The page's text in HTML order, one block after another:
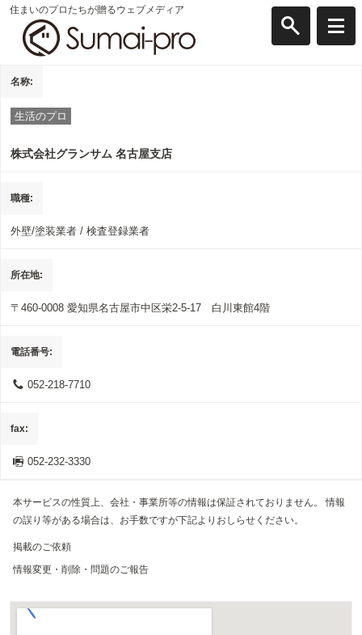
住まいのプロたちが贈るウェブメディア
名称
生活のプロ
株式会社グランサム 名古屋支店
職種
外壁/塗装業者 / 検査登録業者
所在地
〒460-0008 愛知県名古屋市中区栄2-5-17 白川東館4階
電話番号
052-218-7710
fax
052-232-3330
本サービスの性質上、会社・事業所等の情報は保証されておりません。 情報
の誤り等がある場合は、お手数ですが下記よりおしらせください。
掲載のご依頼
情報変更・削除・問題のご報告